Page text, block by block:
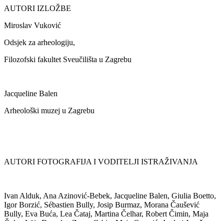
AUTORI IZLOŽBE
Miroslav Vuković
Odsjek za arheologiju,
Filozofski fakultet Sveučilišta u Zagrebu
Jacqueline Balen
Arheološki muzej u Zagrebu
AUTORI FOTOGRAFIJA I VODITELJI ISTRAŽIVANJA
Ivan Alduk, Ana Azinović-Bebek, Jacqueline Balen, Giulia Boetto,
Igor Borzić, Sébastien Bully, Josip Burmaz, Morana Čaušević
Bully, Eva Buća, Lea Čataj, Martina Čelhar, Robert Čimin, Maja